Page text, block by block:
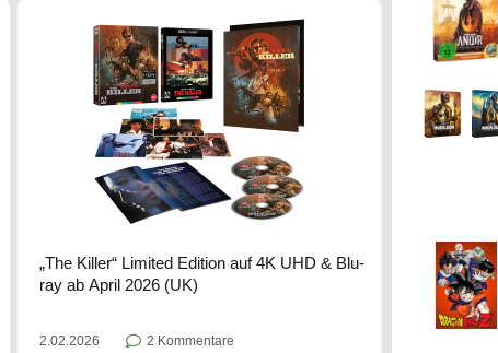
„The Killer“ Limited Edition auf 4K UHD & Blu-
ray ab April 2026 (UK)
2.02.2026 2 Kommentare